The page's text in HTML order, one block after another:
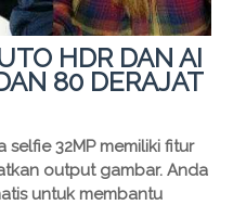
HDR DAN AI
80 DERAJAT
selfie 32MP memiliki fitur
output gambar. Anda
untuk membantu